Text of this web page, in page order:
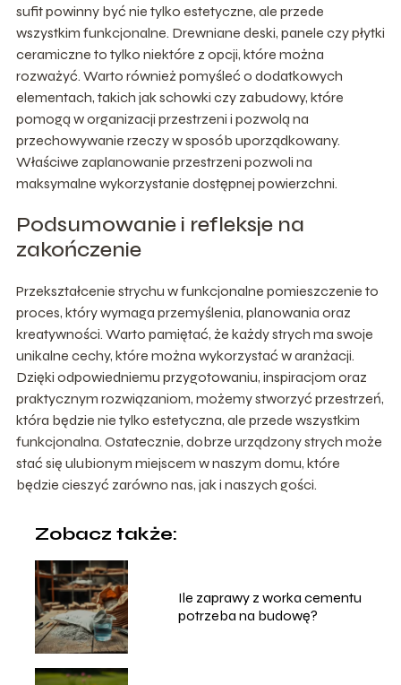
sufit powinny być nie tylko estetyczne, ale przede
wszystkim funkcjonalne. Drewniane deski, panele czy płytki
ceramiczne to tylko niektóre z opcji, które można
rozważyć. Warto również pomyśleć o dodatkowych
elementach, takich jak schowki czy zabudowy, które
pomogą w organizacji przestrzeni i pozwolą na
przechowywanie rzeczy w sposób uporządkowany.
Właściwe zaplanowanie przestrzeni pozwoli na
maksymalne wykorzystanie dostępnej powierzchni.
Podsumowanie i refleksje na
zakończenie
Przekształcenie strychu w funkcjonalne pomieszczenie to
proces, który wymaga przemyślenia, planowania oraz
kreatywności. Warto pamiętać, że każdy strych ma swoje
unikalne cechy, które można wykorzystać w aranżacji.
Dzięki odpowiedniemu przygotowaniu, inspiracjom oraz
praktycznym rozwiązaniom, możemy stworzyć przestrzeń,
która będzie nie tylko estetyczna, ale przede wszystkim
funkcjonalna. Ostatecznie, dobrze urządzony strych może
stać się ulubionym miejscem w naszym domu, które
będzie cieszyć zarówno nas, jak i naszych gości.
Zobacz także:
Ile zaprawy z worka cementu
potrzeba na budowę?